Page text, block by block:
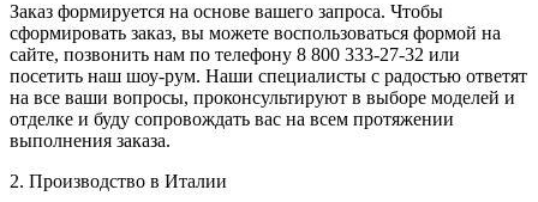
Заказ формируется на основе вашего запроса. Чтобы
сформировать заказ, вы можете воспользоваться формой на
сайте, позвонить нам по телефону 8 800 333-27-32 или
посетить наш шоу-рум. Наши специалисты с радостью ответят
на все ваши вопросы, проконсультируют в выборе моделей и
отделке и буду сопровождать вас на всем протяжении
выполнения заказа.
2. Производство в Италии